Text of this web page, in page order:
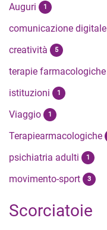
Auguri 1
comunicazione digitale
creatività 5
terapie farmacologiche
istituzioni 1
Viaggio 1
Terapiearmacologiche
psichiatria adulti 1
movimento-sport 3
Scorciatoie